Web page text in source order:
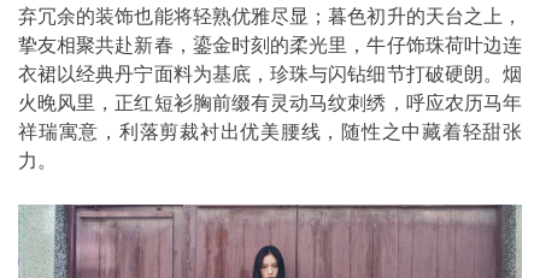
弃冗余的装饰也能将轻熟优雅尽显；暮色初升的天台之上，
挚友相聚共赴新春，鎏金时刻的柔光里，牛仔饰珠荷叶边连
衣裙以经典丹宁面料为基底，珍珠与闪钻细节打破硬朗。烟
火晚风里，正红短衫胸前缀有灵动马纹刺绣，呼应农历马年
祥瑞寓意，利落剪裁衬出优美腰线，随性之中藏着轻甜张
力。